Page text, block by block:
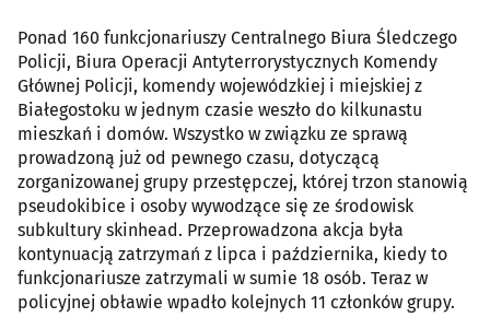
Ponad 160 funkcjonariuszy Centralnego Biura Śledczego
Policji, Biura Operacji Antyterrorystycznych Komendy
Głównej Policji, komendy wojewódzkiej i miejskiej z
Białegostoku w jednym czasie weszło do kilkunastu
mieszkań i domów. Wszystko w związku ze sprawą
prowadzoną już od pewnego czasu, dotyczącą
zorganizowanej grupy przestępczej, której trzon stanowią
pseudokibice i osoby wywodzące się ze środowisk
subkultury skinhead. Przeprowadzona akcja była
kontynuacją zatrzymań z lipca i października, kiedy to
funkcjonariusze zatrzymali w sumie 18 osób. Teraz w
policyjnej obławie wpadło kolejnych 11 członków grupy.